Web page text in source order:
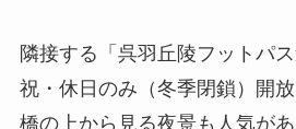
隣接する「呉羽丘陵フットパ
祝・休日のみ（冬季閉鎖）開
橋の上から見る夜景も人気が